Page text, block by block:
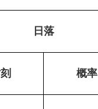
日落
概率